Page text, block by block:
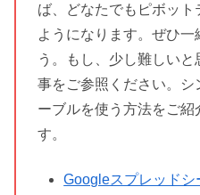
ば、どなたでもピボッ
ようになります。ぜひ一
う。もし、少し難しい
事をご参照ください。
ーブルを使う方法をご紹
す。
Googleスプレッド